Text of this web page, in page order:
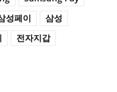
성페이
삼성
전자지갑